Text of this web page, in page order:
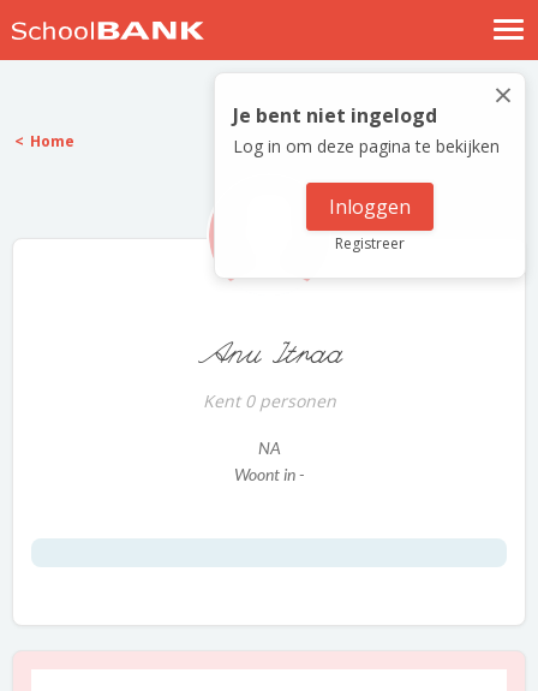
Nostalgische verhalen
Log in
Meld je gratis aan
×
Je bent niet ingelogd
Log in om deze pagina te bekijken
Inloggen
Registreer
Home
Anu Itraa
Kent 0 personen
NA
Woont in -